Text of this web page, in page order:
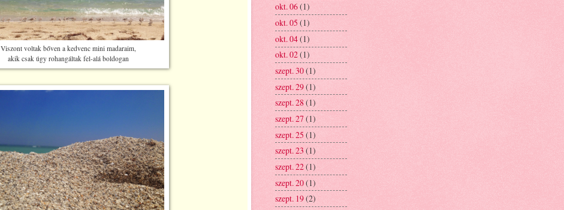
Viszont voltak bőven a kedvenc mini madaraim,
akik csak úgy rohangáltak fel-alá boldogan
okt. 06(1)
okt. 05 (1)
okt. 04(1)
okt. 02(1)
szept. 30(1)
szept. 29(1)
szept. 28(1)
szept. 27(1)
szept. 25 (1)
szept. 23 (1)
szept. 22(1)
szept. 20(1)
szept. 19(2)